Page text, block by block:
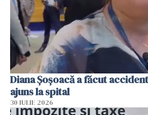
Diana Șoșoacă a făcut
ajuns la spital
30 IULIE 2026